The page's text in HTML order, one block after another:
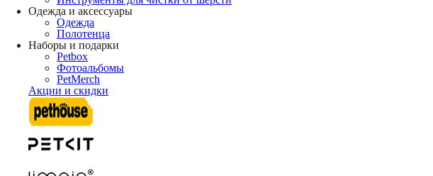
Одежда и аксессуары
Одежда
Полотенца
Наборы и подарки
Petbox
Фотоальбомы
PetMerch
Акции и скидки